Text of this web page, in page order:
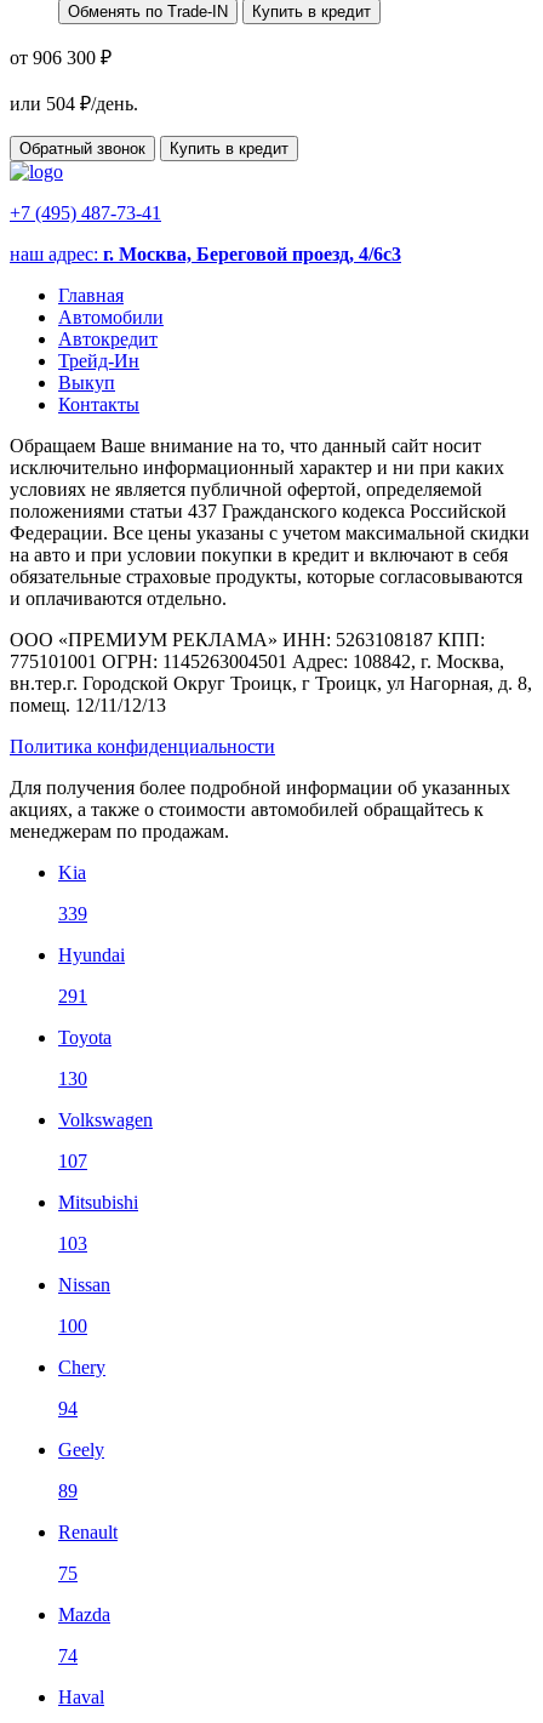
Обменять по Trade-IN Купить в кредит
от 906 300 ₽
или 504 ₽/день.
Обратный звонок Купить в кредит
+7 (495) 487-73-41
наш адрес: г. Москва, Береговой проезд, 4/6с3
Главная
Автомобили
Автокредит
Трейд-Ин
Выкуп
Контакты
Обращаем Ваше внимание на то, что данный сайт носит
исключительно информационный характер и ни при каких
условиях не является публичной офертой, определяемой
положениями статьи 437 Гражданского кодекса Российской
Федерации. Все цены указаны с учетом максимальной скидки
на авто и при условии покупки в кредит и включают в себя
обязательные страховые продукты, которые согласовываются
и оплачиваются отдельно.
ООО «ПРЕМИУМ РЕКЛАМА» ИНН: 5263108187 КПП:
775101001 ОГРН: 1145263004501 Адрес: 108842, г. Москва,
вн.тер.г. Городской Округ Троицк, г Троицк, ул Нагорная, д. 8,
помещ. 12/11/12/13
Политика конфиденциальности
Для получения более подробной информации об указанных
акциях, а также о стоимости автомобилей обращайтесь к
менеджерам по продажам.
Kia
339
Hyundai
291
Toyota
130
Volkswagen
107
Mitsubishi
103
Nissan
100
Chery
94
Geely
89
Renault
75
Mazda
74
Haval